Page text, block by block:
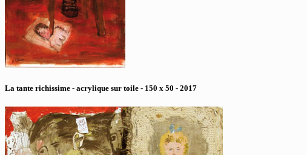
La tante richissime - acrylique sur toile - 150 x 50 - 2017